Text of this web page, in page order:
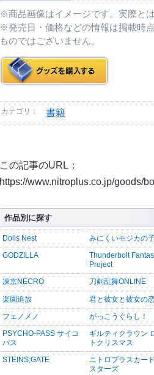
※商品画像はイメージです。実際と
※発売日・価格などの情報は掲載時
ものではございません。
カテゴリ： 書籍
この記事のURL：
https://www.nitroplus.co.jp/goods/
作品別に探す
Dolls Nest みにくいモジカの
GODZILLA
Thunderbolt
Project
凍京NECRO 刀剣乱舞ONLINE
楽園追放 君と彼女と彼女の
フェノメノ がっこうぐらし！
PSYCHO-PASS サイコ
パス
ギルティクラウン
トクリスマス
STEINS;GATE
ニトロプラスカー
スターズ